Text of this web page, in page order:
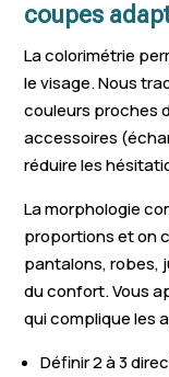
Illfurth
Houssen
Dannemarie
Hochstatt
Carspach
Meyenheim
Blodelsheim
coupes
La colorimétrie
le visage. Nous
couleurs proches
accessoires
réduire les
La morphologie
proportions et on
pantalons, robes,
du confort. Vous
qui complique les
Définir 2 à 3